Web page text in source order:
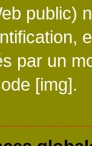
public)
par un
[img].